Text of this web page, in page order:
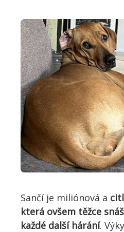
Sančí je miliónová a
která ovšem těžce
každé další hárání.